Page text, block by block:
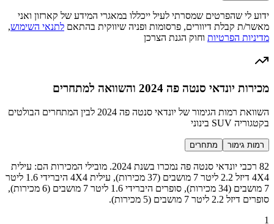
ידוע לי שהפרטים שמסרתי לעיל ייכללו במאגרי המידע של קארזון ואני
מאשר/ת קבלת דיוורים, פרסומות ופניה שיווקית בהתאם לתנאי השימוש,
מדיניות הפרטיות וחוק הגנת הצרכן
מכירות יונדאי סנטה פה 2024 והשוואה למתחרים
השוואת רמות הגימור של יונדאי סנטה פה 2024 לבין המתחרים הבולטים
בקטגוריה SUV בינוני
רמות גימור מתחרים
82 רכבי יונדאי סנטה פה נמכרו בשנת 2024. מובילי המכירות הם: עילית
4X4 דיזל 2.2 ליטר 7 מושבים (37 מכירות), עילית 4X4 היברידי 1.6 ליטר
7 מושבים (34 מכירות), סופרים היברידי 1.6 ליטר 7 מושבים (6 מכירות),
סופרים דיזל 2.2 ליטר 7 מושבים (5 מכירות).
1